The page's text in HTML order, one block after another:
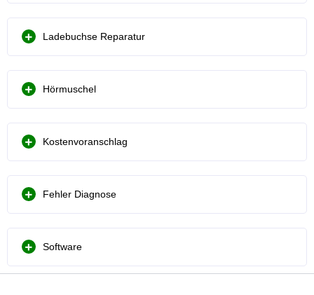
Ladebuchse Reparatur
Hörmuschel
Kostenvoranschlag
Fehler Diagnose
Software